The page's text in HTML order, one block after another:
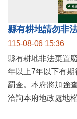
縣有耕地請勿非
115-08-06 15:36
縣有耕地非法棄置
年以上7年以下有
罰金。本府將加強